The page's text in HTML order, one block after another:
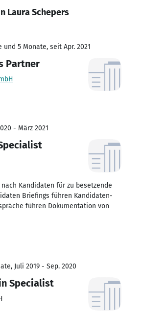
Laura Schepers
und 5 Monate, seit Apr. 2021
Partner
- März 2021
Kandidaten für zu besetzende
Briefings führen Kandidaten-
führen Dokumentation von
Juli 2019 - Sep. 2020
Specialist